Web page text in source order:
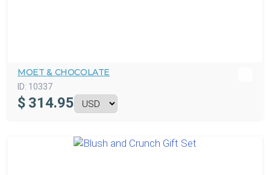
MOET & CHOCOLATE
ID: 10337
$ 314.95